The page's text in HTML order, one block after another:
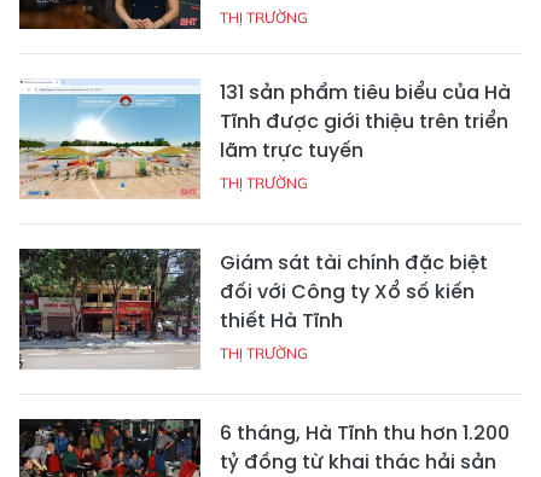
THỊ TRƯỜNG
131 sản phẩm tiêu biểu của Hà
Tĩnh được giới thiệu trên triển
lãm trực tuyến
THỊ TRƯỜNG
Giám sát tài chính đặc biệt
đối với Công ty Xổ số kiến
thiết Hà Tĩnh
THỊ TRƯỜNG
6 tháng, Hà Tĩnh thu hơn 1.200
tỷ đồng từ khai thác hải sản